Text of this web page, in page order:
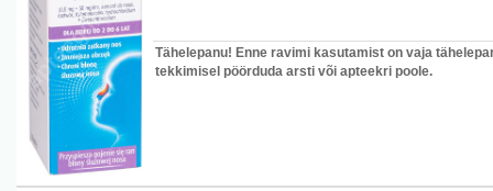
Tähelepanu! Enne ravimi kasutamist on vaja
tekkimisel pöörduda arsti või apteekri poole.